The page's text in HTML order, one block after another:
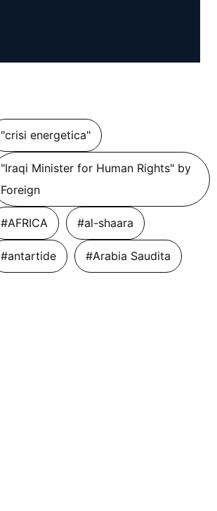
"crisi energetica"
"Iraqi Minister for Human Rights" by
Foreign
#AFRICA #al-shaara
#antartide #Arabia Saudita